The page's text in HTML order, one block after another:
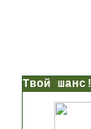
Твой шанс!